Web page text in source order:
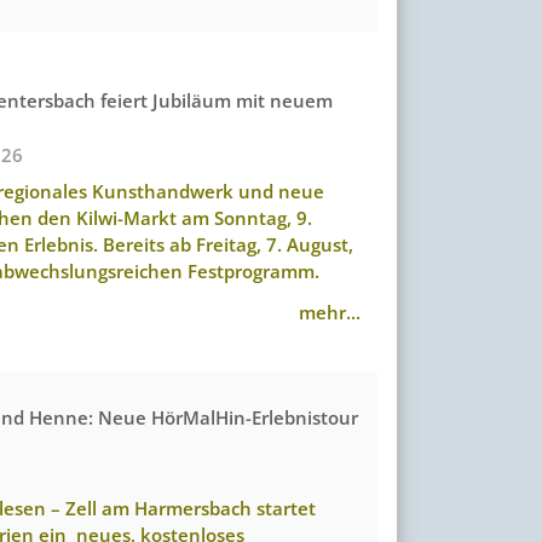
feiert Jubiläum mit neuem
Kunsthandwerk und neue
den Kilwi-Markt am Sonntag, 9.
Erlebnis. Bereits ab Freitag, 7. August,
Festprogramm.
mehr...
Henne: Neue HörMalHin-Erlebnistour
– Zell am Harmersbach startet
ein neues, kostenloses